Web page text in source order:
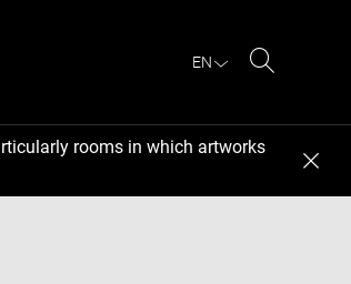
EN
rooms in which artworks